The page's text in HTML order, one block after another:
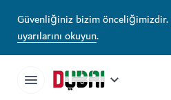
Güvenliğiniz bizim önceliğimizdir.
uyarılarını okuyun.